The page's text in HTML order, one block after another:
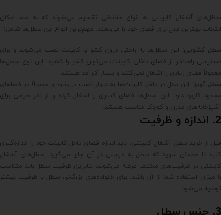
سطل‌های آشغال کابینتی به انواع مختلفی تقسیم می‌شوند که به شما امکان
انتخاب بهترین مدل برای فضای خود را می‌دهند. مهم‌ترین انواع این سطل‌ها شامل:
سطل کشویی : این سطل‌ها به راحتی درون کشو یا کابینت نصب می‌شوند و برای
دسترسی راحت‌تر از فضای داخلی کابینت، می‌توان کشو را کشید. این نوع سطل‌ها
معمولاً فضای زیادی را اشغال نمی‌کنند و بسیار کارآمد هستند.
سطل آویز
: این مدل در داخل کابینت‌ها به دیوار نصب می‌شود و معمولاً در فضاهای
محدود کاربرد دارد. این سطل‌ها فضای کمتری را اشغال کرده و از نظر طراحی برای
آشپزخانه‌های مدرن و کوچک مناسب هستند.
2. اندازه و ظرفیت
قبل از خرید سطل آشغال کابینتی، باید اندازه فضای داخل کابینت خود را اندازه‌گیری
کنید تا مطمئن شوید که سطل به درستی در آن جای می‌گیرد. سطل‌های آشغال
کابینتی در ظرفیت‌های مختلف عرضه می‌شوند، بنابراین ظرفیت سطل باید متناسب
با میزان استفاده شما از آن باشد. برای خانواده‌های بزرگ‌تر، سطل با ظرفیت بیشتر
توصیه می‌شود.
3. جنس سطل